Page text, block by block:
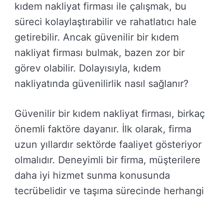
kıdem nakliyat firması ile çalışmak, bu
süreci kolaylaştırabilir ve rahatlatıcı hale
getirebilir. Ancak güvenilir bir kıdem
nakliyat firması bulmak, bazen zor bir
görev olabilir. Dolayısıyla, kıdem
nakliyatında güvenilirlik nasıl sağlanır?
Güvenilir bir kıdem nakliyat firması, birkaç
önemli faktöre dayanır. İlk olarak, firma
uzun yıllardır sektörde faaliyet gösteriyor
olmalıdır. Deneyimli bir firma, müşterilere
daha iyi hizmet sunma konusunda
tecrübelidir ve taşıma sürecinde herhangi